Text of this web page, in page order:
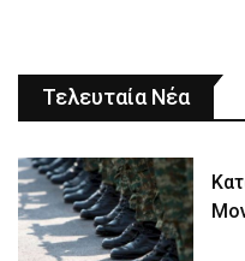
Τελευταία Νέα